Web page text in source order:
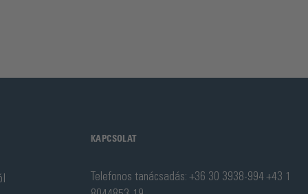
KAPCSOLAT
Telefonos tanácsadás: +36 30 3938-994 +43 1